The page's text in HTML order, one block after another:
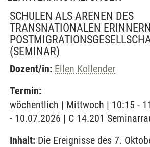
SCHULEN ALS ARENEN DES
TRANSNATIONALEN
(SEMINAR)
Dozent/in: Ellen Kollender
Termin:
wöchentlich | Mittwoch | 10:15 -
- 10.07.2026 | C 14.201
Inhalt: Die Ereignisse des 7.